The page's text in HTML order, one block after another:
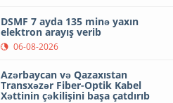
DSMF 7 ayda 135 minə yaxın
elektron arayış verib
06-08-2026
Azərbaycan və Qazaxıstan
Transxəzər Fiber-Optik Kabel
Xəttinin çəkilişini başa çatdırıb